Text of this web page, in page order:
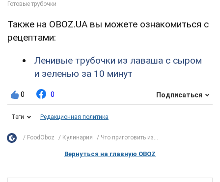
Также на OBOZ.UA вы можете ознакомиться с
рецептами:
Ленивые трубочки из лаваша с сыром
и зеленью за 10 минут
0 0 Подписаться
Теги Редакционная политика
FoodOboz Кулинария Что приготовить из...
Вернуться на главную OBOZ